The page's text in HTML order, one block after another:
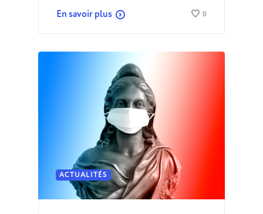
En savoir plus 0
ACTUALITÉS